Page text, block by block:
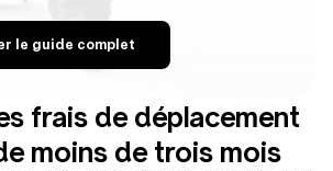
le guide complet
frais de déplacement
moins de trois mois